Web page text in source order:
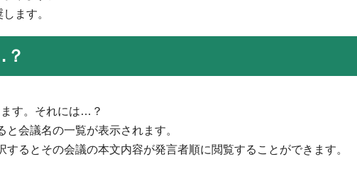
ます。
す。それには…？
と会議名の一覧が表示されます。
るとその会議の本文内容が発言者順に閲覧することができます。